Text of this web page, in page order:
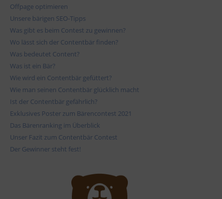
Offpage optimieren
Unsere bärigen SEO-Tipps
Was gibt es beim Contest zu gewinnen?
Wo lässt sich der Contentbär finden?
Was bedeutet Content?
Was ist ein Bär?
Wie wird ein Contentbär gefüttert?
Wie man seinen Contentbär glücklich macht
Ist der Contentbär gefährlich?
Exklusives Poster zum Bärencontest 2021
Das Bärenranking im Überblick
Unser Fazit zum Contentbär Contest
Der Gewinner steht fest!